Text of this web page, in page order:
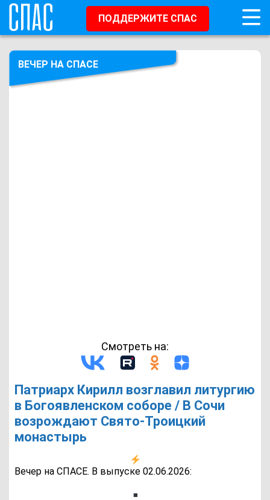
ПОДДЕРЖИТЕ СПАС
ВЕЧЕР НА СПАСЕ
Смотреть на:
Патриарх Кирилл возглавил литургию
в Богоявленском соборе / В Сочи
возрождают Свято-Троицкий
монастырь
Вечер на СПАСЕ. В выпуске 02.06.2026: